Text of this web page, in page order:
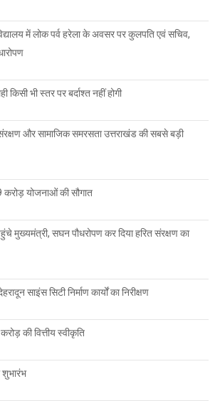
में लोक पर्व हरेला के अवसर पर कुलपति एवं सचिव,
किसी भी स्तर पर बर्दाश्त नहीं होगी
और सामाजिक समरसता उत्तराखंड की सबसे बड़ी
योजनाओं की सौगात
मुख्यमंत्री, सघन पौधरोपण कर दिया हरित संरक्षण का
साइंस सिटी निर्माण कार्यों का निरीक्षण
करोड़ की वित्तीय स्वीकृति
शुभारंभ